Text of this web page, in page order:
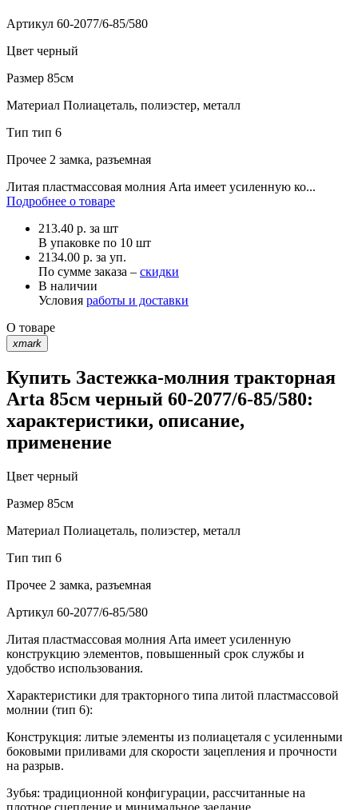
Артикул 60-2077/6-85/580
Цвет черный
Размер 85см
Материал Полиацеталь, полиэстер, металл
Тип тип 6
Прочее 2 замка, разъемная
Литая пластмассовая молния Arta имеет усиленную ко...
Подробнее о товаре
213.40 р. за шт
В упаковке по 10 шт
2134.00 р. за уп.
По сумме заказа – скидки
В наличии
Условия работы и доставки
О товаре
xmark
Купить Застежка-молния тракторная
Arta 85см черный 60-2077/6-85/580:
характеристики, описание,
применение
Цвет черный
Размер 85см
Материал Полиацеталь, полиэстер, металл
Тип тип 6
Прочее 2 замка, разъемная
Артикул 60-2077/6-85/580
Литая пластмассовая молния Arta имеет усиленную
конструкцию элементов, повышенный срок службы и
удобство использования.
Характеристики для тракторного типа литой пластмассовой
молнии (тип 6):
Конструкция: литые элементы из полиацеталя с усиленными
боковыми приливами для скорости зацепления и прочности
на разрыв.
Зубья: традиционной конфигурации, рассчитанные на